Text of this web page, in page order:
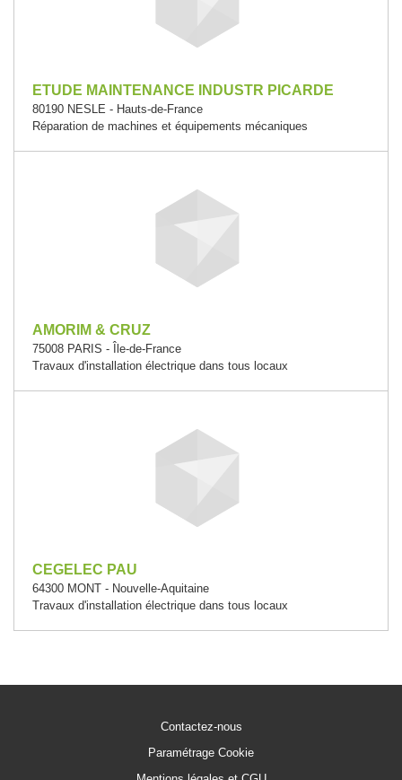
ETUDE MAINTENANCE INDUSTR PICARDE
80190 NESLE - Hauts-de-France
Réparation de machines et équipements mécaniques
AMORIM & CRUZ
75008 PARIS - Île-de-France
Travaux d'installation électrique dans tous locaux
CEGELEC PAU
64300 MONT - Nouvelle-Aquitaine
Travaux d'installation électrique dans tous locaux
Contactez-nous
Paramétrage Cookie